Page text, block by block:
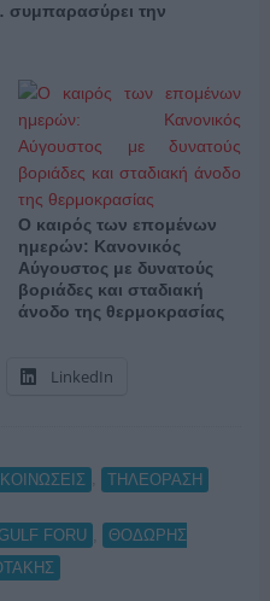
την
Ο καιρός των επομένων
ημερών: Κανονικός
Αύγουστος με δυνατούς
βοριάδες και σταδιακή
άνοδο της θερμοκρασίας
LinkedIn
ΤΗΛΕΟΡΑΣΗ
FORU
ΘΟΔΩΡΗΣ